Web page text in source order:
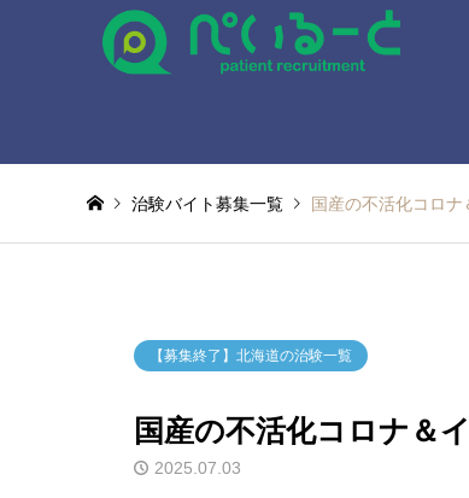
治験バイト募集一覧 国産の不活化コロナ
【募集終了】北海道の治験一覧
国産の不活化コロナ＆
2025.07.03